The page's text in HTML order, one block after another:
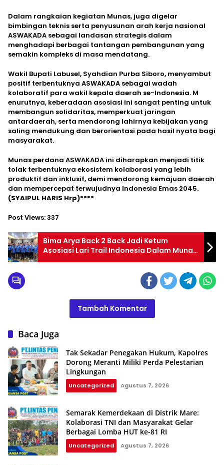
Dalam rangkaian kegiatan Munas, juga digelar
bimbingan teknis serta penyusunan arah kerja nasional
ASWAKADA sebagai landasan strategis dalam
menghadapi berbagai tantangan pembangunan yang
semakin kompleks di masa mendatang.
Wakil Bupati Labusel, Syahdian Purba Siboro, menyambut
positif terbentuknya ASWAKADA sebagai wadah
kolaboratif para wakil kepala daerah se-Indonesia. M
enurutnya, keberadaan asosiasi ini sangat penting untuk
membangun solidaritas, memperkuat jaringan
antardaerah, serta mendorong lahirnya kebijakan yang
saling mendukung dan berorientasi pada hasil nyata bagi
masyarakat.
Munas perdana ASWAKADA ini diharapkan menjadi titik
tolak terbentuknya ekosistem kolaborasi yang lebih
produktif dan inklusif, demi mendorong kemajuan daerah
dan mempercepat terwujudnya Indonesia Emas 2045.
(SYAIPUL HARIS Hrp)****
Post Views:337
Bima Arya Back 2 Back Jadi Ketum
Asosiasi Lari Trail Indonesia Dalam Munas
PP ALTI di Bandung
Tambah Komentar
Baca Juga
Tak Sekadar Penegakan Hukum, Kapolres
Dorong Meranti Miliki Perda Pelestarian
Lingkungan
Uncategorized Agustus 7, 2026
Semarak Kemerdekaan di Distrik Mare:
Kolaborasi TNI dan Masyarakat Gelar
Berbagai Lomba HUT ke-81 RI
Uncategorized Agustus 7, 2026